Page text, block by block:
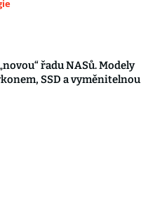
řadu NASů. Modely
SSD a vyměnitelnou